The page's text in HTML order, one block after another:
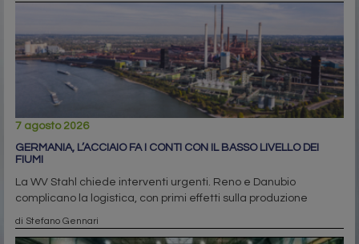
7 agosto 2026
GERMANIA, L’ACCIAIO FA I CONTI CON IL BASSO LIVELLO DEI
FIUMI
La WV Stahl chiede interventi urgenti. Reno e Danubio
complicano la logistica, con primi effetti sulla produzione
di Stefano Gennari